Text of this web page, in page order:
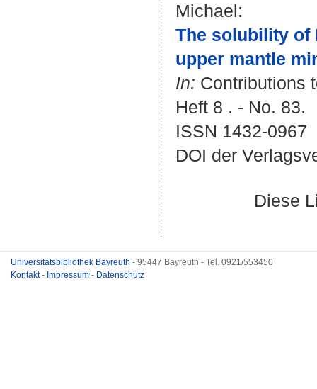
Michael:
The solubility of
upper mantle
In: Contributions
Heft 8 . - No. 83.
ISSN 1432-0967
DOI der
Diese
Universitätsbibliothek Bayreuth - 95447 Bayreuth - Tel. 0921/553450
Kontakt- Impressum - Datenschutz